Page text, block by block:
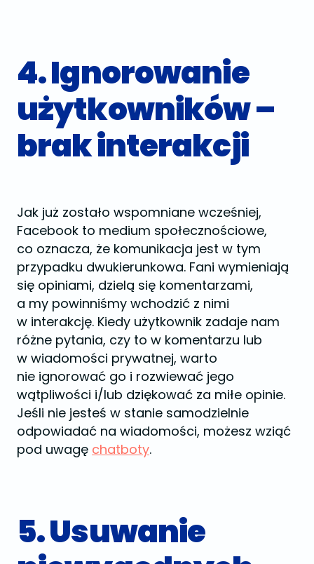
4. Ignorowanie
użytkowników –
brak interakcji
Jak już zostało wspomniane wcześniej,
Facebook to medium społecznościowe,
co oznacza, że komunikacja jest w tym
przypadku dwukierunkowa. Fani wymieniają
się opiniami, dzielą się komentarzami,
a my powinniśmy wchodzić z nimi
w interakcję. Kiedy użytkownik zadaje nam
różne pytania, czy to w komentarzu lub
w wiadomości prywatnej, warto
nie ignorować go i rozwiewać jego
wątpliwości i/lub dziękować za miłe opinie.
Jeśli nie jesteś w stanie samodzielnie
odpowiadać na wiadomości, możesz wziąć
pod uwagę chatboty.
5. Usuwanie